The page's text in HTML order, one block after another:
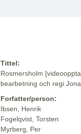
Tittel:
Rosmersholm
bearbetning och regi
Forfatter/person:
Ibsen, Henrik
Fogelqvist, Torsten
Myrberg, Per